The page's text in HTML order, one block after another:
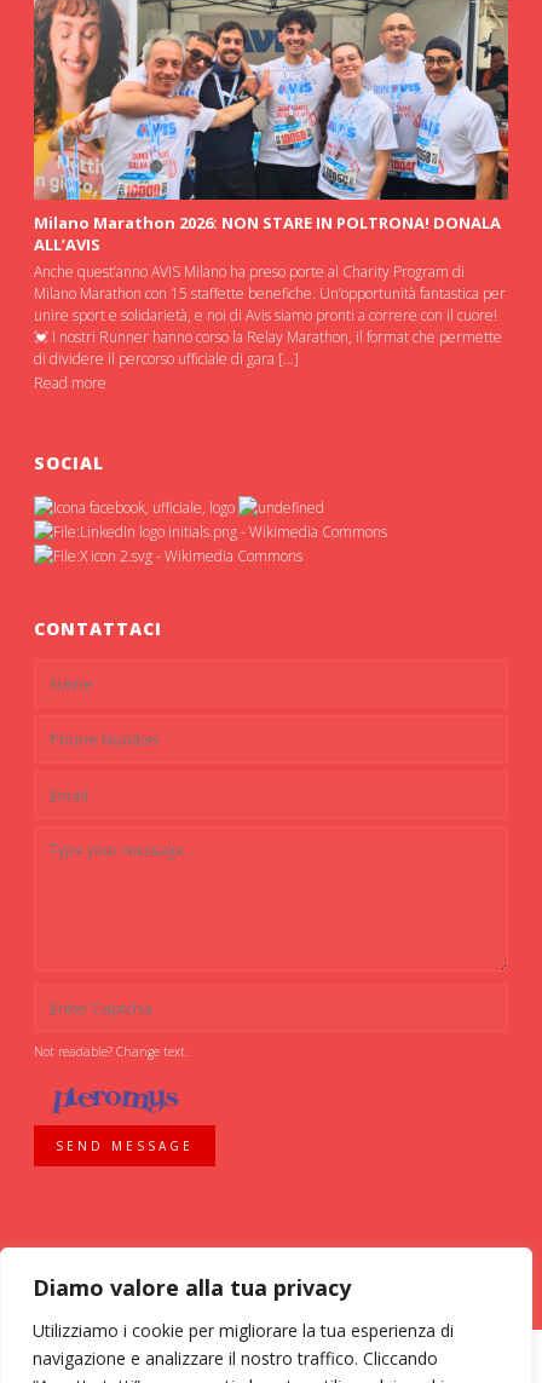
Diamo valore alla tua privacy
Utilizziamo i cookie per migliorare la tua esperienza di
navigazione e analizzare il nostro traffico. Cliccando
Milano Marathon 2026: NON STARE IN POLTRONA! DONALA
ALL’AVIS
Anche quest’anno AVIS Milano ha preso porte al Charity Program di
Milano Marathon con 15 staffette benefiche. Un’opportunità fantastica per
unire sport e solidarietà, e noi di Avis siamo pronti a correre con il cuore!
💓 I nostri Runner hanno corso la Relay Marathon, il format che permette
di dividere il percorso ufficiale di gara […]
Read more
SOCIAL
CONTATTACI
Not readable? Change text.
SEND MESSAGE